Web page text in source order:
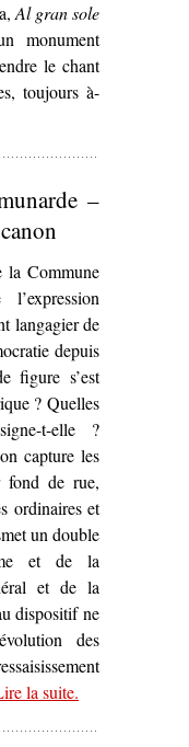
Al gran sole
monument
le chant
toujours à-
de la Commune dans
–
la Commune
langagier de
depuis
figure s’est
? Quelles
t-elle ?
capture les
fond de rue,
ordinaires et
un double
et de la
et de la
dispositif ne
des
la suite– ‘Scènes de la
.